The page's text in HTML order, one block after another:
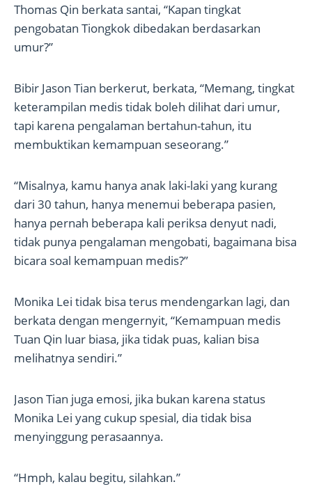
Thomas Qin berkata santai, “Kapan tingkat
pengobatan Tiongkok dibedakan berdasarkan
umur?”
Bibir Jason Tian berkerut, berkata, “Memang, tingkat
keterampilan medis tidak boleh dilihat dari umur,
tapi karena pengalaman bertahun-tahun, itu
membuktikan kemampuan seseorang.”
“Misalnya, kamu hanya anak laki-laki yang kurang
dari 30 tahun, hanya menemui beberapa pasien,
hanya pernah beberapa kali periksa denyut nadi,
tidak punya pengalaman mengobati, bagaimana bisa
bicara soal kemampuan medis?”
Monika Lei tidak bisa terus mendengarkan lagi, dan
berkata dengan mengernyit, “Kemampuan medis
Tuan Qin luar biasa, jika tidak puas, kalian bisa
melihatnya sendiri.”
Jason Tian juga emosi, jika bukan karena status
Monika Lei yang cukup spesial, dia tidak bisa
menyinggung perasaannya.
“Hmph, kalau begitu, silahkan.”